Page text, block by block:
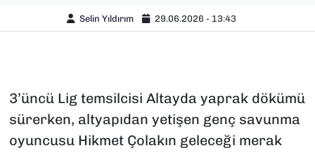
Selin Yıldırım 29.06.2026 - 13:43
3’üncü Lig temsilcisi Altayda yaprak dökümü
sürerken, altyapıdan yetişen genç savunma
oyuncusu Hikmet Çolakın geleceği merak